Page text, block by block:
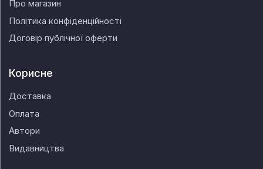
Про магазин
Політика конфіденційності
Договір публічної оферти
Корисне
Доставка
Оплата
Автори
Видавництва